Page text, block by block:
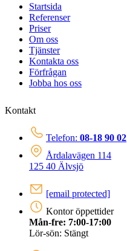
Startsida
Referenser
Priser
Om oss
Tjänster
Kontakta oss
Förfrågan
Jobba hos oss
Kontakt
Telefon: 08-18 90 02
Årdalavägen 114
125 40 Älvsjö
[email protected]
Kontor öppettider
Mån-fre: 7:00-17:00
Lör-sön: Stängt